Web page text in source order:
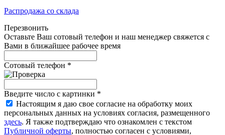
Распродажа со склада
Перезвонить
Оставьте Ваш сотовый телефон и наш менеджер свяжется с
Вами в ближайшее рабочее время
Сотовый телефон *
Введите число с картинки *
Настоящим я даю свое согласие на обработку моих
персональных данных на условиях согласия, размещенного
здесь. Я также подтверждаю что ознакомлен с текстом
Публичной оферты, полностью согласен с условиями,